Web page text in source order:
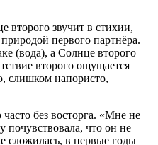
звучит в стихии,
первого партнёра.
(вода), а Солнце второго
второго ощущается
слишком напористо,
без восторга. «Мне не
почувствовала, что он не
сложилась, в первые годы